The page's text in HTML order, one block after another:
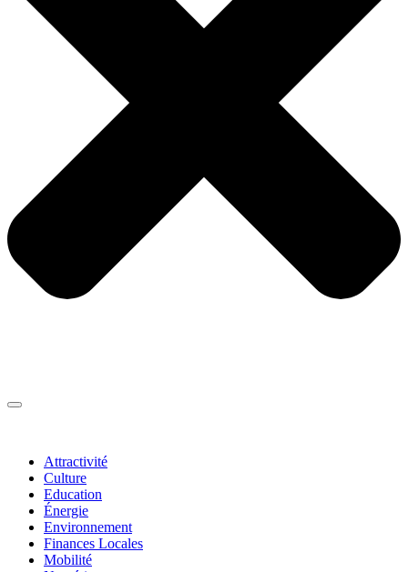
Attractivité
Culture
Education
Énergie
Environnement
Finances Locales
Mobilité